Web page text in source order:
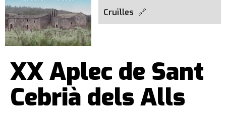
Cruïlles
XX Aplec de Sant
Cebrià dels Alls